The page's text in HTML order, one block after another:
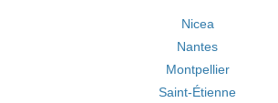
Nicea
Nantes
Montpellier
Saint-Étienne